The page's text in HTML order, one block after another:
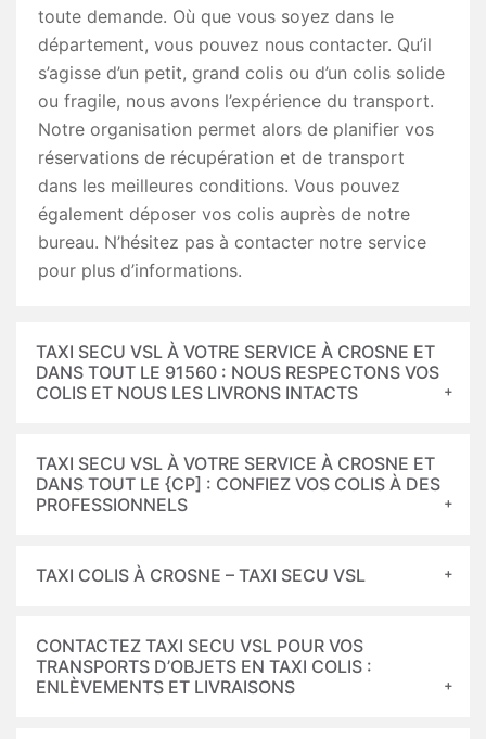
toute demande. Où que vous soyez dans le
département, vous pouvez nous contacter. Qu’il
s’agisse d’un petit, grand colis ou d’un colis solide
ou fragile, nous avons l’expérience du transport.
Notre organisation permet alors de planifier vos
réservations de récupération et de transport
dans les meilleures conditions. Vous pouvez
également déposer vos colis auprès de notre
bureau. N’hésitez pas à contacter notre service
pour plus d’informations.
TAXI SECU VSL À VOTRE SERVICE À CROSNE ET
DANS TOUT LE 91560 : NOUS RESPECTONS VOS
COLIS ET NOUS LES LIVRONS INTACTS
TAXI SECU VSL À VOTRE SERVICE À CROSNE ET
DANS TOUT LE {CP] : CONFIEZ VOS COLIS À DES
PROFESSIONNELS
TAXI COLIS À CROSNE – TAXI SECU VSL
CONTACTEZ TAXI SECU VSL POUR VOS
TRANSPORTS D’OBJETS EN TAXI COLIS :
ENLÈVEMENTS ET LIVRAISONS